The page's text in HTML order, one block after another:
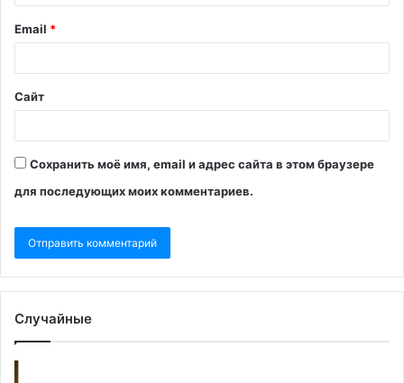
Email *
Сайт
Сохранить моё имя, email и адрес сайта в этом браузере
для последующих моих комментариев.
Случайные